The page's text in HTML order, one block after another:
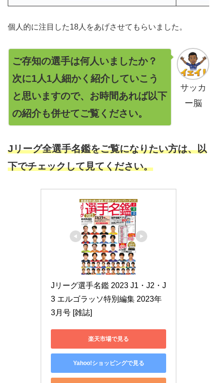
個人的に注目した18人をあげさせてもらいました。
サッカ
ー脳
ご存知の選手は何人いましたか？
次に1人1人細かく紹介していこう
と思いますので、お時間あれば以下
の紹介も併せてご覧ください。
Jリーグ全選手名鑑をご覧になりたい方は、以
下でチェックして見てください。
Jリーグ選手名鑑 2023 J1・J2・J
3 エルゴラッソ特別編集 2023年
3月号 [雑誌]
楽天市場で見る
Yahoo!ショッピングで見る